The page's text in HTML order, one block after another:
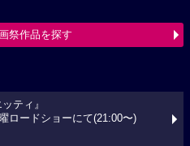
祭作品を探す
ティ』
ロードショーにて(21:00〜)